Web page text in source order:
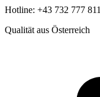
Hotline: +43 732 777 811
Qualität aus Österreich